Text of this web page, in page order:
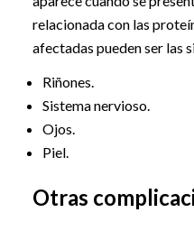
relacionada con las
afectadas pueden ser las
Riñones.
Sistema nervioso.
Ojos.
Piel.
Otras